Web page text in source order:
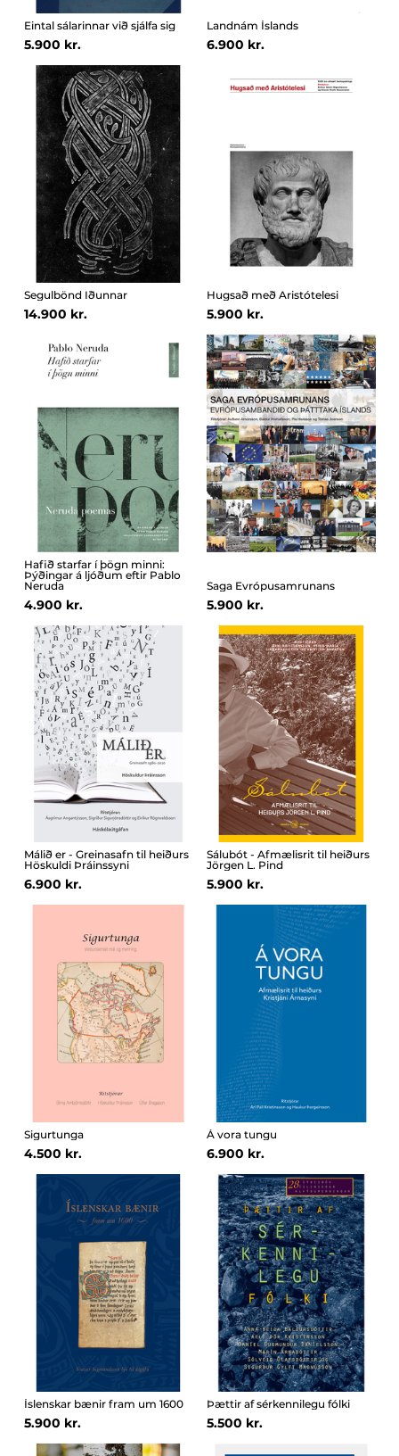
Eintal sálarinnar við sjálfa sig
5.900 kr.
Landnám Íslands
6.900 kr.
Segulbönd Iðunnar
14.900 kr.
Hugsað með Aristótelesi
5.900 kr.
Hafið starfar í þögn minni:
Þýðingar á ljóðum eftir Pablo
Neruda
4.900 kr.
Saga Evrópusamrunans
5.900 kr.
Málið er - Greinasafn til heiðurs
Höskuldi Þráinssyni
6.900 kr.
Sálubót - Afmælisrit til heiðurs
Jörgen L. Pind
5.900 kr.
Sigurtunga
4.500 kr.
Á vora tungu
6.900 kr.
Íslenskar bænir fram um 1600
5.900 kr.
Þættir af sérkennilegu fólki
5.500 kr.